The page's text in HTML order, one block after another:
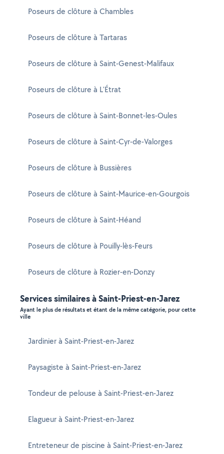
Poseurs de clôture à Chambles
Poseurs de clôture à Tartaras
Poseurs de clôture à Saint-Genest-Malifaux
Poseurs de clôture à L'Étrat
Poseurs de clôture à Saint-Bonnet-les-Oules
Poseurs de clôture à Saint-Cyr-de-Valorges
Poseurs de clôture à Bussières
Poseurs de clôture à Saint-Maurice-en-Gourgois
Poseurs de clôture à Saint-Héand
Poseurs de clôture à Pouilly-lès-Feurs
Poseurs de clôture à Rozier-en-Donzy
Services similaires à Saint-Priest-en-Jarez
Ayant le plus de résultats et étant de la même catégorie, pour cette
ville
Jardinier à Saint-Priest-en-Jarez
Paysagiste à Saint-Priest-en-Jarez
Tondeur de pelouse à Saint-Priest-en-Jarez
Elagueur à Saint-Priest-en-Jarez
Entreteneur de piscine à Saint-Priest-en-Jarez